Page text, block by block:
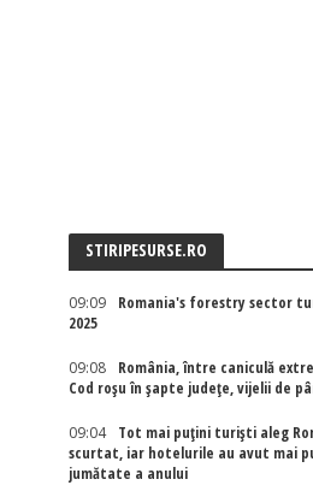
STIRIPESURSE.RO
09:09
Romania's forestry sector
2025
09:08
România, între caniculă
Cod roșu în șapte județe, vijelii de
09:04
Tot mai puțini turiști aleg
scurtat, iar hotelurile au avut mai
jumătate a anului